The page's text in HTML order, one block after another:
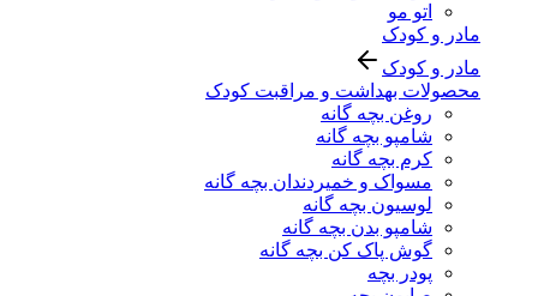
اتو مو
مادر و کودک
مادر و کودک
محصولات بهداشت و مراقبت کودک
روغن بچه گانه
شامپو بچه گانه
کرم بچه گانه
مسواک و خمیردندان بچه گانه
لوسیون بچه گانه
شامپو بدن بچه گانه
گوش پاک کن بچه گانه
پودر بچه